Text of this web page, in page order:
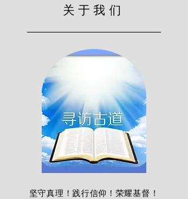
关于我们
坚守真理！践行信仰！荣耀基督！